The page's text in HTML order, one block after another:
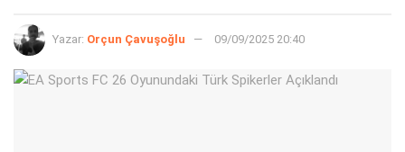
Yazar: Orçun Çavuşoğlu 09/09/2025 20:40